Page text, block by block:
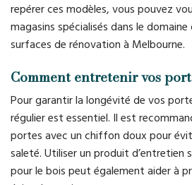
repérer ces modèles, vous pouvez
magasins spécialisés dans le
surfaces de rénovation à Melbourne.
Comment entretenir vos
Pour garantir la longévité de vos
régulier est essentiel. Il est
portes avec un chiffon doux pour
saleté. Utiliser un produit d’entretien
pour le bois peut également aider à